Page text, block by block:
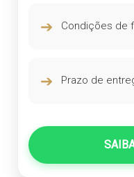
➔ Condições de
➔ Prazo de